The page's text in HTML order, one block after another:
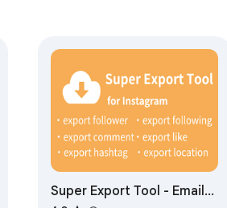
Super Export Tool - Email